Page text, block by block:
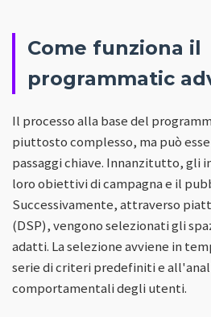
Come funziona il
programmatic
Il processo alla base del
piuttosto complesso, ma può
passaggi chiave. Innanzitutto, gli
loro obiettivi di campagna e il
Successivamente, attraverso
(DSP), vengono selezionati gli
adatti. La selezione avviene in
serie di criteri predefiniti e
comportamentali degli utenti.